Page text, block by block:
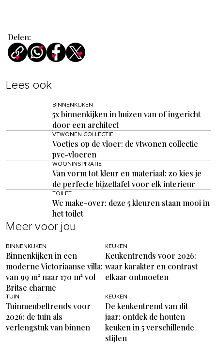
Delen:
Lees ook
BINNENKIJKEN
5x binnenkijken in huizen van of ingericht
door een architect
VTWONEN COLLECTIE
Voetjes op de vloer: de vtwonen collectie
pvc-vloeren
WOONINSPIRATIE
Van vorm tot kleur en materiaal: zo kies je
de perfecte bijzettafel voor elk interieur
TOILET
Wc make-over: deze 5 kleuren staan mooi in
het toilet
Meer voor jou
BINNENKIJKEN
Binnenkijken in een
moderne Victoriaanse villa:
van 99 m² naar 170 m² vol
Britse charme
KEUKEN
Keukentrends voor 2026:
waar karakter en contrast
elkaar ontmoeten
TUIN
Tuinmeubeltrends voor
2026: de tuin als
verlengstuk van binnen
KEUKEN
De keukentrend van dit
jaar: ontdek de houten
keuken in 5 verschillende
stijlen